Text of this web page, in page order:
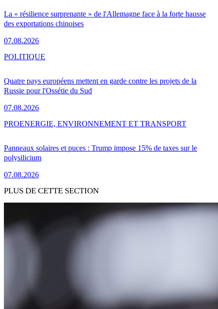
La « résilience surprenante » de l'Allemagne face à la forte hausse
des exportations chinoises
07.08.2026
Quatre pays européens mettent en garde contre les projets de la
Russie pour l'Ossétie du Sud
07.08.2026
POLITIQUE
Panneaux solaires et puces : Trump impose 15% de taxes sur le
polysilicium
07.08.2026
PROENERGIE, ENVIRONNEMENT ET TRANSPORT
PLUS DE CETTE SECTION